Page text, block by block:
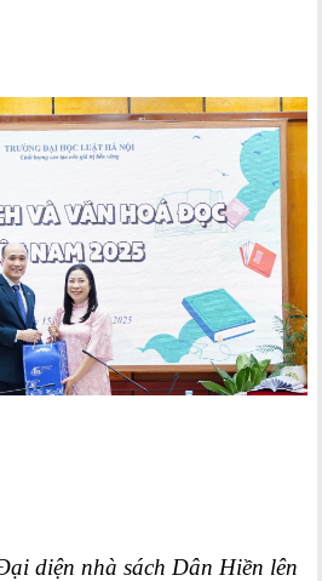
diện nhà sách Dân Hiền lên